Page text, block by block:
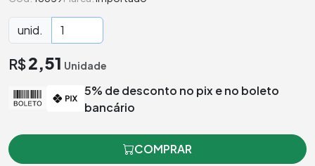
unid.
R$2,51 Unidade
5% de desconto no pix e no boleto
bancário
COMPRAR